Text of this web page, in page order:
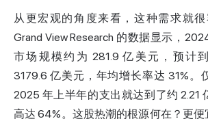
从更宏观的角度来看，这种需求就很
Grand View Research 的数据显示 ，
市场规模约为 281.9 亿美元，预计
3179.6 亿美元，年均增长率达 31%。
2025 年上半年的支出就达到了约 2.21
高达 64%。这股热潮的根源何在？更